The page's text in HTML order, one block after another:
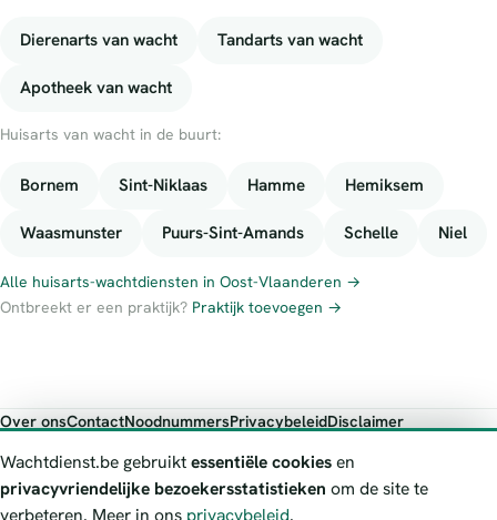
Dierenarts van wacht Tandarts van wacht
Apotheek van wacht
Huisarts van wacht in de buurt:
Bornem Sint-Niklaas Hamme Hemiksem
Waasmunster Puurs-Sint-Amands Schelle Niel
Alle huisarts-wachtdiensten in Oost-Vlaanderen →
Ontbreekt er een praktijk? Praktijk toevoegen →
Over onsContactNoodnummersPrivacybeleidDisclaimer
Wachtdienst.be toont publieke wachtdienst-informatie ter oriëntatie.
Bij levensgevaar bel je altijd 112. Controleer altijd de actuele
Wachtdienst.be gebruiktessentiële cookiesen
privacyvriendelijke bezoekersstatistieken om de site te
verbeteren. Meer in ons privacybeleid.